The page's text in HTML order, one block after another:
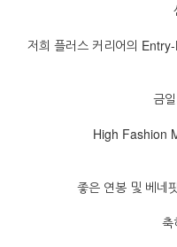
저희 플러스 커리어의
금
High Fashion
좋은 연봉 및 베네
축